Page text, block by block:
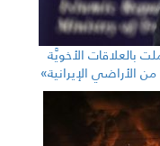
الأخويَّة
الإيرانية»